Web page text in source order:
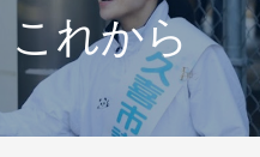
これから